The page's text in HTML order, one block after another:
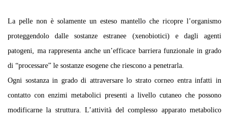
La pelle non è solamente un esteso mantello che ricopre l’organismo
proteggendolo dalle sostanze estranee (xenobiotici) e dagli agenti
patogeni, ma rappresenta anche un’efficace barriera funzionale in grado
di “processare” le sostanze esogene che riescono a penetrarla.
Ogni sostanza in grado di attraversare lo strato corneo entra infatti in
contatto con enzimi metabolici presenti a livello cutaneo che possono
modificarne la struttura. L’attività del complesso apparato metabolico